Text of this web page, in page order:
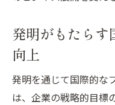
発明がもたらす
向上
発明を通じて国際的な
は、企業の戦略的目標